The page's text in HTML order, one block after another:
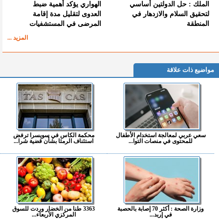
الملك : حل الدولتين أساسي
لتحقيق السلام والازدهار في
المنطقة
الهواري يؤكد أهمية ضبط
العدوى لتقليل مدة إقامة
المرضى في المستشفيات
المزيد ...
مواضيع ذات علاقة
سعي عربي لمعالجة استخدام الأطفال
للمحتوى في منصات التوا...
محكمة الكاس في سويسرا ترفض
استئناف الرمثا بشأن قضية شرا...
وزارة الصحة : أكثر 70 إصابة بالحصبة
في إربد...
3363 طنا من الخضار وردت للسوق
المركزي الأربعاء...